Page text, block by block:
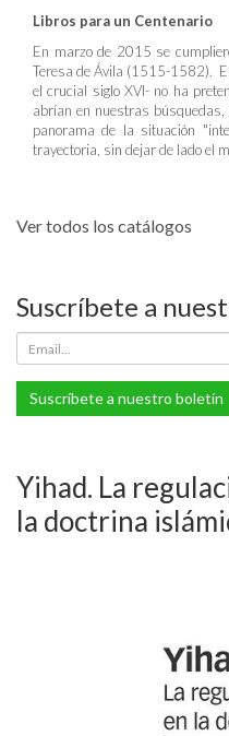
Libros para un Centenario
En marzo de 2015 se
Teresa de Ávila (1515-1582).
el crucial siglo XVI- no ha
abrían en nuestras
panorama de la situación
trayectoria, sin dejar de lado el
Ver todos los catálogos
Suscríbete a
Suscríbete a nuestro boletín
Yihad. La
la doctrina